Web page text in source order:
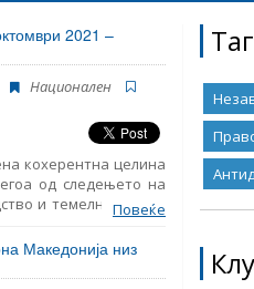
збор
2021 –
Национален
кохерентна целина
од следењето на
и темелни права.
за европска
и мислењата на
Повеќе
Македонија низ